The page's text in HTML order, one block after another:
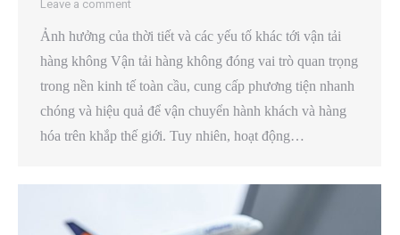
Leave a comment
Ảnh hưởng của thời tiết và các yếu tố khác tới vận tải
hàng không Vận tải hàng không đóng vai trò quan trọng
trong nền kinh tế toàn cầu, cung cấp phương tiện nhanh
chóng và hiệu quả để vận chuyển hành khách và hàng
hóa trên khắp thế giới. Tuy nhiên, hoạt động…